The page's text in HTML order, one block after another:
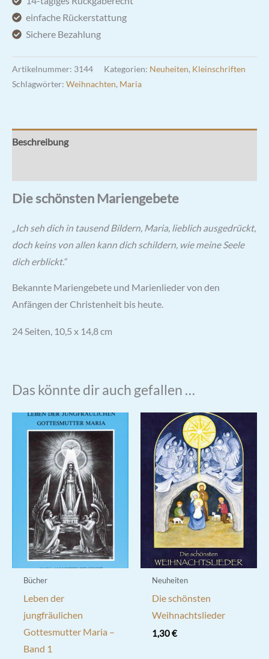
einfache Rückerstattung
Sichere Bezahlung
Artikelnummer: 3144 Kategorien: Neuheiten, Kleinschriften
Schlagwörter: Weihnachten, Maria
Beschreibung
Die schönsten Mariengebete
„Ich seh dich in tausend Bildern, Maria, lieblich ausgedrückt,
doch keins von allen kann dich schildern, wie meine Seele
dich erblickt.“
Bekannte Mariengebete und Marienlieder von den
Anfängen der Christenheit bis heute.
24 Seiten, 10,5 x 14,8 cm
Das könnte dir auch gefallen …
Bücher
Leben der
jungfräulichen
Gottesmutter Maria –
Band 1
Neuheiten
Die schönsten
Weihnachtslieder
1,30€